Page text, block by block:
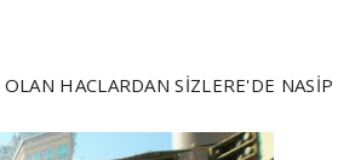
HACLARDAN SİZLERE'DE NASİP